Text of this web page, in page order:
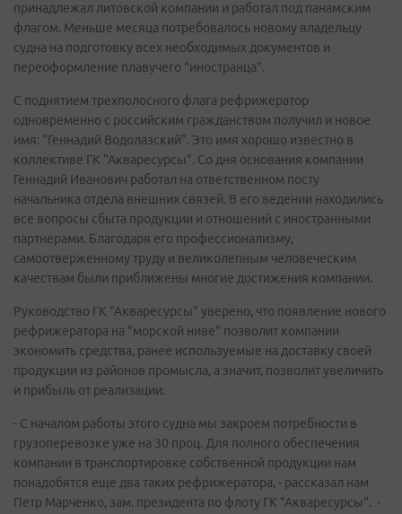
принадлежал литовской компании и работал под панамским
флагом. Меньше месяца потребовалось новому владельцу
судна на подготовку всех необходимых документов и
переоформление плавучего "иностранца".
С поднятием трехполосного флага рефрижератор
одновременно с российским гражданством получил и новое
имя: "Геннадий Водолазский". Это имя хорошо известно в
коллективе ГК "Акваресурсы". Со дня основания компании
Геннадий Иванович работал на ответственном посту
начальника отдела внешних связей. В его ведении находились
все вопросы сбыта продукции и отношений с иностранными
партнерами. Благодаря его профессионализму,
самоотверженному труду и великолепным человеческим
качествам были приближены многие достижения компании.
Руководство ГК "Акваресурсы" уверено, что появление нового
рефрижератора на "морской ниве" позволит компании
экономить средства, ранее используемые на доставку своей
продукции из районов промысла, а значит, позволит увеличить
и прибыль от реализации.
- С началом работы этого судна мы закроем потребности в
грузоперевозке уже на 30 проц. Для полного обеспечения
компании в транспортировке собственной продукции нам
понадобятся еще два таких рефрижератора, - рассказал нам
Петр Марченко, зам. президента по флоту ГК "Акваресурсы". -